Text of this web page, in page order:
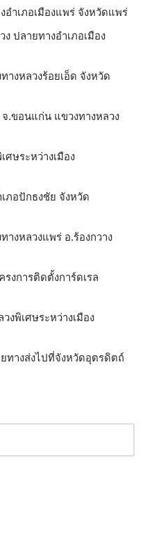
อำเภอเมืองแพร่ จังหวัดแพร่
ปลายทางอำเภอเมือง
างหลวงร้อยเอ็ด จังหวัด
จ.ขอนแก่น แขวงทางหลวง
ศษระหว่างเมือง
ภอปักธงชัย จังหวัด
างหลวงแพร่ อ.ร้องกวาง
งการติดตั้งการ์ดเรล
งพิเศษระหว่างเมือง
ทางส่งไปที่จังหวัดอุตรดิตถ์